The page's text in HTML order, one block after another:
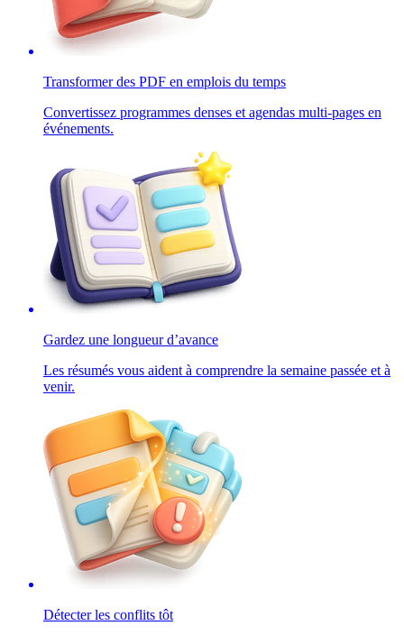
Transformer des PDF en emplois du temps
Convertissez programmes denses et agendas multi-pages en
événements.
Gardez une longueur d’avance
Les résumés vous aident à comprendre la semaine passée et à
venir.
Détecter les conflits tôt